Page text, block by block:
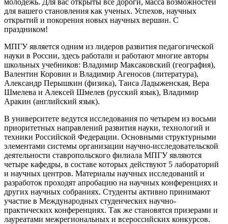
для вашего становления как ученых. Успехов, научных
открытий и покорения новых научных вершин. С
праздником!
МПГУ является одним из лидеров развития педагогической
науки в России, здесь работали и работают многие авторы
школьных учебников: Владимир Максаковский (география),
Валентин Коровин и Владимир Агеносов (литература),
Александр Перышкин (физика), Таиса Ладыженская, Вера
Шмелева и Алексей Шмелев (русский язык), Владимир
Аракин (английский язык).
В университете ведутся исследования по четырем из восьми
приоритетных направлений развития науки, технологий и
техники Российской Федерации. Основными структурными
элементами системы организации научно-исследовательской
деятельности ставропольского филиала МПГУ являются
четыре кафедры, в составе которых действуют 5 лабораторий
и научных центров. Материалы научных исследований и
разработок проходят апробацию на научных конференциях и
других научных собраниях. Студенты активно принимают
участие в Международных студенческих научно-
практических конференциях. Так же становятся призерами и
лауреатами межрегиональных и всероссийских конкурсов.